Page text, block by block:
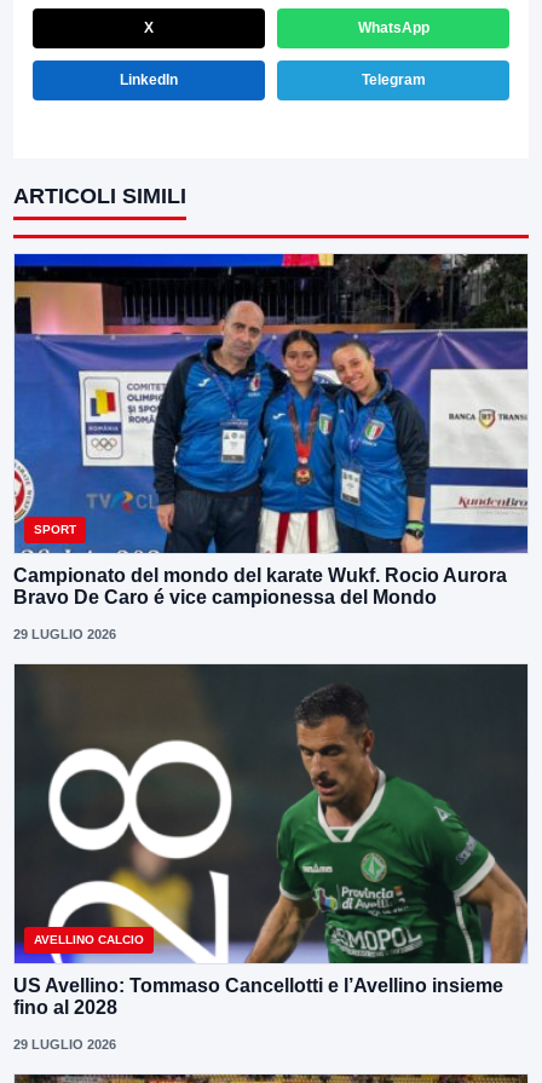
X WhatsApp
LinkedIn Telegram
ARTICOLI SIMILI
SPORT
Campionato del mondo del karate Wukf. Rocio Aurora
Bravo De Caro é vice campionessa del Mondo
29 LUGLIO 2026
AVELLINO CALCIO
US Avellino: Tommaso Cancellotti e l’Avellino insieme
fino al 2028
29 LUGLIO 2026